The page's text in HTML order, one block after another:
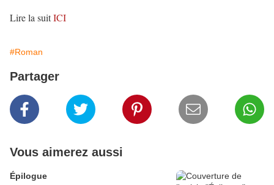
Lire la suitICI
#Roman
Partager
Vous aimerez aussi
Épilogue